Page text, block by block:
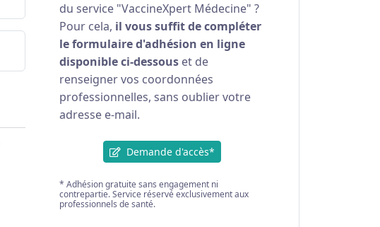
du service "VaccineXpert Médecine" ?
Pour cela, il vous suffit de compléter
le formulaire d'adhésion en ligne
disponible ci-dessouset de
renseigner vos coordonnées
professionnelles, sans oublier votre
adresse e-mail.
Demande d'accès*
* Adhésion gratuite sans engagement ni
contrepartie. Service réservé exclusivement aux
professionnels de santé.